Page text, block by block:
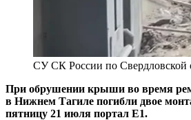
СУ СК России по Свердловской
При обрушении крыши во время
в Нижнем Тагиле погибли двое
пятницу 21 июля портал E1.